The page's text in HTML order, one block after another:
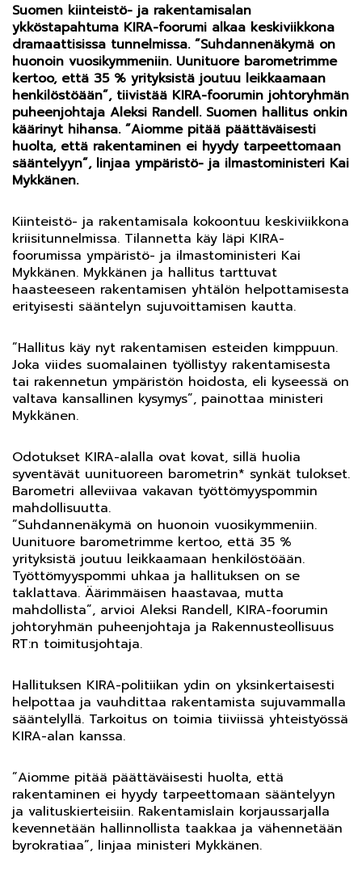
Suomen kiinteistö- ja rakentamisalan
ykköstapahtuma KIRA-foorumi alkaa keskiviikkona
dramaattisissa tunnelmissa. ”Suhdannenäkymä on
huonoin vuosikymmeniin. Uunituore barometrimme
kertoo, että 35 % yrityksistä joutuu leikkaamaan
henkilöstöään”, tiivistää KIRA-foorumin johtoryhmän
puheenjohtaja Aleksi Randell. Suomen hallitus onkin
käärinyt hihansa. ”Aiomme pitää päättäväisesti
huolta, että rakentaminen ei hyydy tarpeettomaan
sääntelyyn”, linjaa ympäristö- ja ilmastoministeri Kai
Mykkänen.
Kiinteistö- ja rakentamisala kokoontuu keskiviikkona
kriisitunnelmissa. Tilannetta käy läpi KIRA-
foorumissa ympäristö- ja ilmastoministeri Kai
Mykkänen. Mykkänen ja hallitus tarttuvat
haasteeseen rakentamisen yhtälön helpottamisesta
erityisesti sääntelyn sujuvoittamisen kautta.
”Hallitus käy nyt rakentamisen esteiden kimppuun.
Joka viides suomalainen työllistyy rakentamisesta
tai rakennetun ympäristön hoidosta, eli kyseessä on
valtava kansallinen kysymys”, painottaa ministeri
Mykkänen.
Odotukset KIRA-alalla ovat kovat, sillä huolia
syventävät uunituoreen barometrin* synkät tulokset.
Barometri alleviivaa vakavan työttömyyspommin
mahdollisuutta.
”Suhdannenäkymä on huonoin vuosikymmeniin.
Uunituore barometrimme kertoo, että 35 %
yrityksistä joutuu leikkaamaan henkilöstöään.
Työttömyyspommi uhkaa ja hallituksen on se
taklattava. Äärimmäisen haastavaa, mutta
mahdollista”, arvioi Aleksi Randell, KIRA-foorumin
johtoryhmän puheenjohtaja ja Rakennusteollisuus
RT:n toimitusjohtaja.
Hallituksen KIRA-politiikan ydin on yksinkertaisesti
helpottaa ja vauhdittaa rakentamista sujuvammalla
sääntelyllä. Tarkoitus on toimia tiiviissä yhteistyössä
KIRA-alan kanssa.
”Aiomme pitää päättäväisesti huolta, että
rakentaminen ei hyydy tarpeettomaan sääntelyyn
ja valituskierteisiin. Rakentamislain korjaussarjalla
kevennetään hallinnollista taakkaa ja vähennetään
byrokratiaa”, linjaa ministeri Mykkänen.